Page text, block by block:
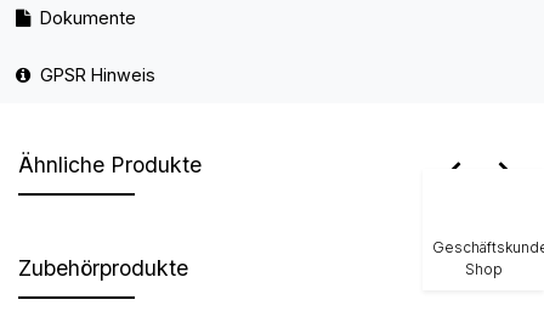
Dokumente
GPSR Hinweis
Ähnliche Produkte
Zubehörprodukte
Shop